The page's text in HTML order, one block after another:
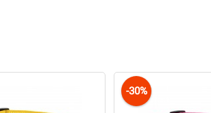
-30%